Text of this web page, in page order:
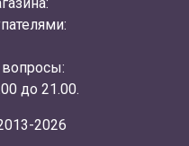
вопросы:
до 21.00.
2026